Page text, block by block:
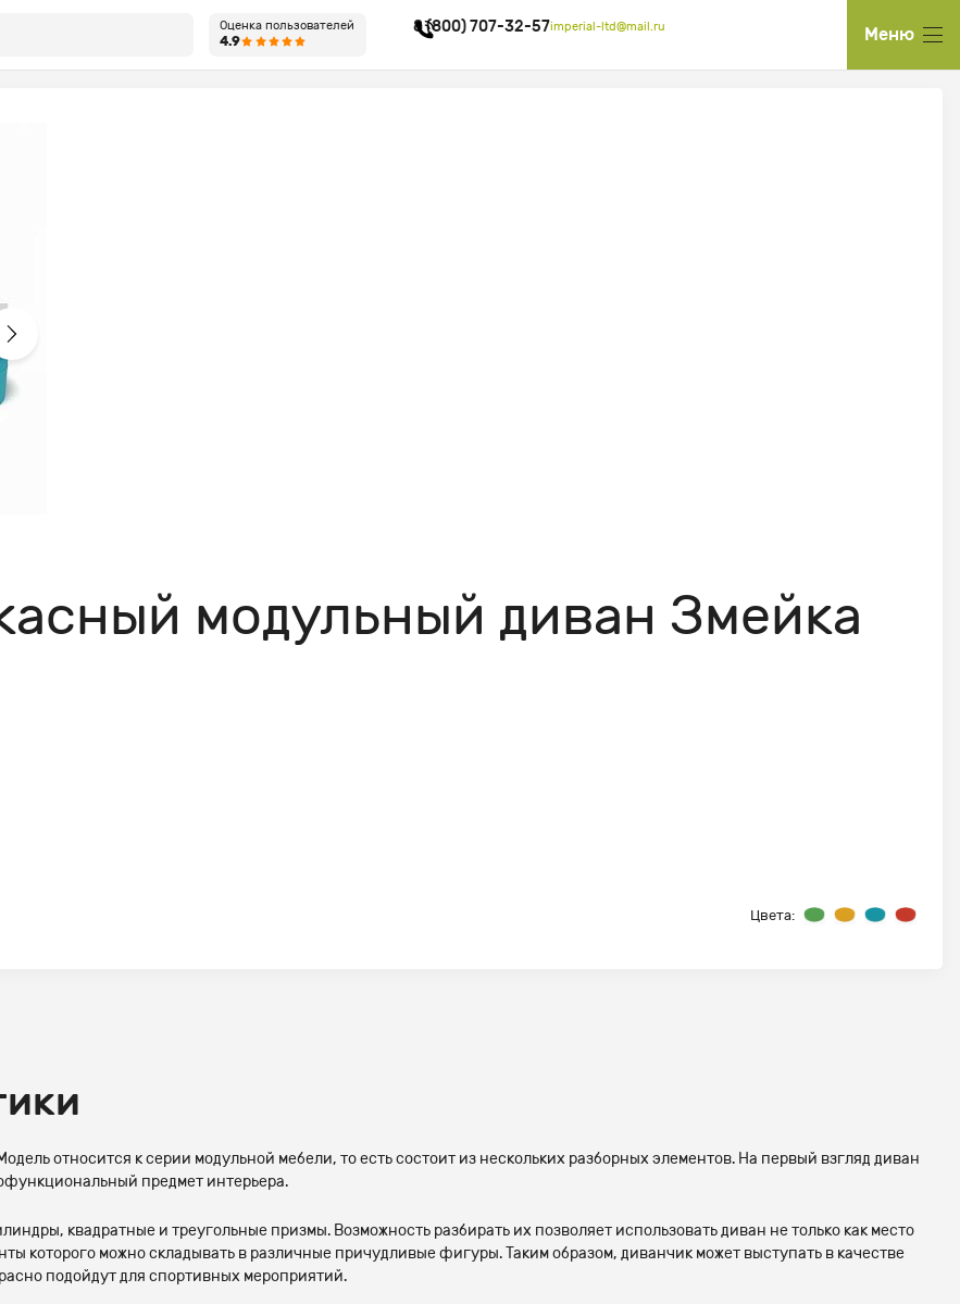
Оценка пользователей
4.9
8 (800) 707-32-57imperial-ltd@mail.ru Меню
модульный диван Змейка
Цвета:
относится к серии модульной мебели, то есть состоит из нескольких разборных элементов. На первый взгляд диван
предмет интерьера.
квадратные и треугольные призмы. Возможность разбирать их позволяет использовать диван не только как место
которого можно складывать в различные причудливые фигуры. Таким образом, диванчик может выступать в качестве
подойдут для спортивных мероприятий.